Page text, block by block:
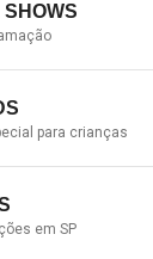
para crianças
em SP